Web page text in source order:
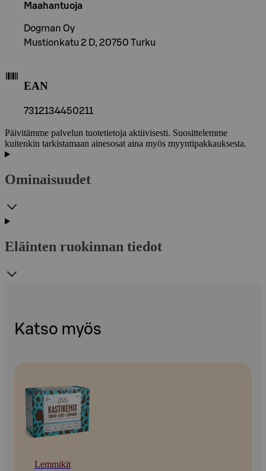
Maahantuoja
Dogman Oy
Mustionkatu 2 D, 20750 Turku
EAN
7312134450211
Päivitämme palvelun tuotetietoja aktiivisesti. Suosittelemme
kuitenkin tarkistamaan ainesosat aina myös myyntipakkauksesta.
Ominaisuudet
Eläinten ruokinnan tiedot
Katso myös
Lemmikit